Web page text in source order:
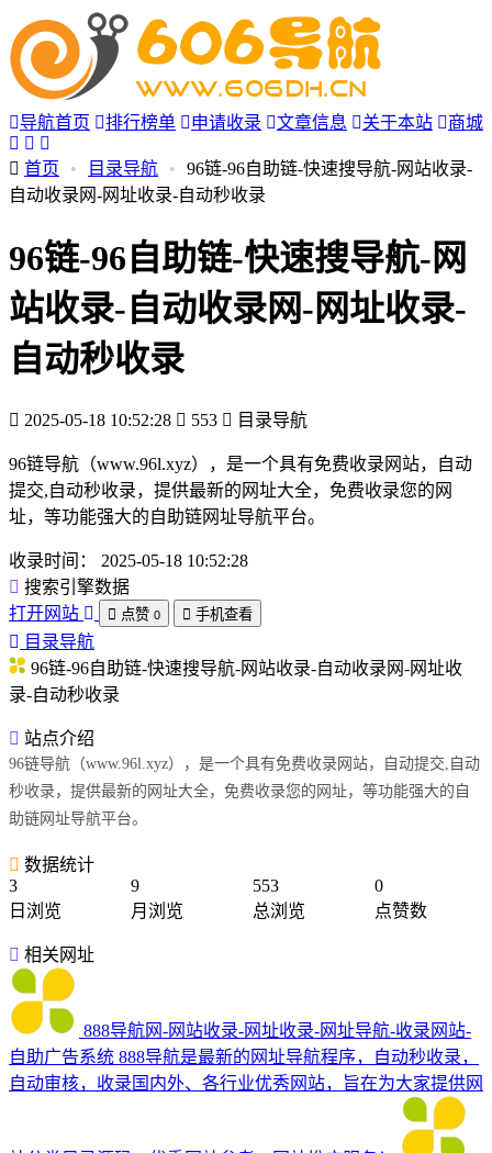
导航首页 排行榜单 申请收录 文章信息 关于本站 商城
首页 • 目录导航 •
96链-96自助链-快速搜导航-网站收录-
自动收录网-网址收录-自动秒收录
96链-96自助链-快速搜导航-网
站收录-自动收录网-网址收录-
自动秒收录
2025-05-18 10:52:28 553 目录导航
96链导航（www.96l.xyz），是一个具有免费收录网站，自动
提交,自动秒收录，提供最新的网址大全，免费收录您的网
址，等功能强大的自助链网址导航平台。
收录时间：
2025-05-18 10:52:28
搜索引擎数据
打开网站
点赞 0 手机查看
目录导航
96链-96自助链-快速搜导航-网站收录-自动收录网-网址收
录-自动秒收录
站点介绍
96链导航（www.96l.xyz），是一个具有免费收录网站，自动提交,自动
秒收录，提供最新的网址大全，免费收录您的网址，等功能强大的自
助链网址导航平台。
数据统计
3
日浏览
9
月浏览
553
总浏览
0
点赞数
相关网址
888导航网-网站收录-网址收录-网址导航-收录网站-
自助广告系统 888导航是最新的网址导航程序，自动秒收录，
自动审核，收录国内外、各行业优秀网站，旨在为大家提供网